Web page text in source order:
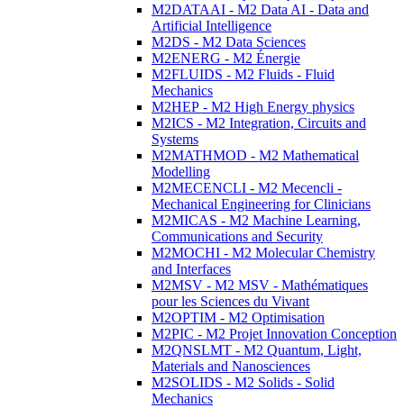
M2DATAAI - M2 Data AI - Data and
Artificial Intelligence
M2DS - M2 Data Sciences
M2ENERG - M2 Énergie
M2FLUIDS - M2 Fluids - Fluid
Mechanics
M2HEP - M2 High Energy physics
M2ICS - M2 Integration, Circuits and
Systems
M2MATHMOD - M2 Mathematical
Modelling
M2MECENCLI - M2 Mecencli -
Mechanical Engineering for Clinicians
M2MICAS - M2 Machine Learning,
Communications and Security
M2MOCHI - M2 Molecular Chemistry
and Interfaces
M2MSV - M2 MSV - Mathématiques
pour les Sciences du Vivant
M2OPTIM - M2 Optimisation
M2PIC - M2 Projet Innovation Conception
M2QNSLMT - M2 Quantum, Light,
Materials and Nanosciences
M2SOLIDS - M2 Solids - Solid
Mechanics